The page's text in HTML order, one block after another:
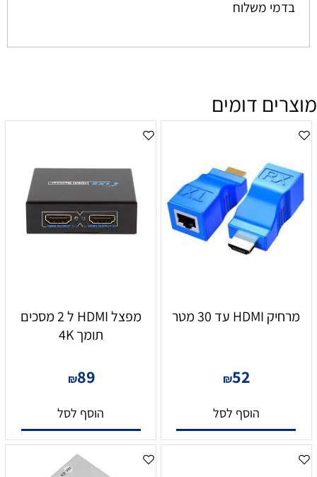
בדמי משלוח
מוצרים דומים
מרחיק HDMI עד 30 מטר
₪52
הוסף לסל
מפצל HDMI ל 2 מסכים
תומך 4K
₪89
הוסף לסל